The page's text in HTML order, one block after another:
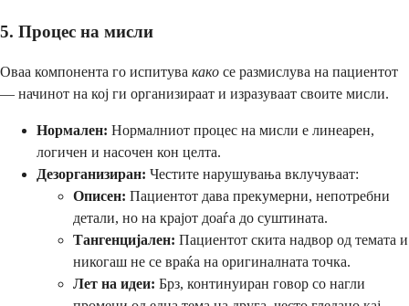
5. Процес на мисли
Оваа компонента го испитува како се размислува на пациентот
— начинот на кој ги организираат и изразуваат своите мисли.
Нормален: Нормалниот процес на мисли е линеарен,
логичен и насочен кон целта.
Дезорганизиран: Честите нарушувања вклучуваат:
Описен: Пациентот дава прекумерни, непотребни
детали, но на крајот доаѓа до суштината.
Тангенцијален: Пациентот скита надвор од темата и
никогаш не се враќа на оригиналната точка.
Лет на идеи: Брз, континуиран говор со нагли